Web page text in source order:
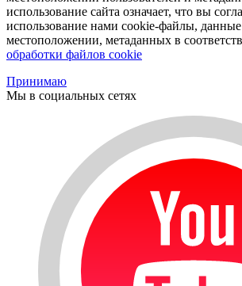
использование сайта означает, что вы
использование нами cookie-файлы, данные
местоположении, метаданных в
обработки файлов cookie
Принимаю
Мы в социальных сетях